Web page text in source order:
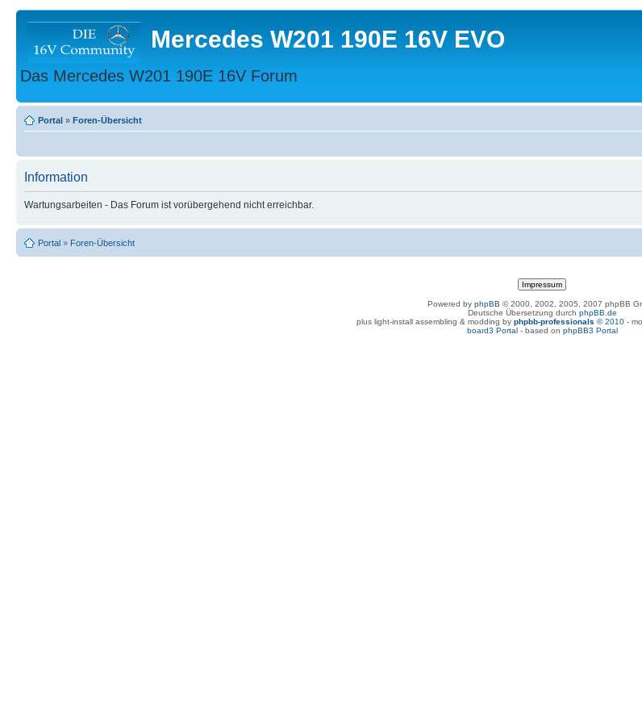
Mercedes W201 190E 16V EVO
Das Mercedes W201 190E 16V Forum
Portal » Foren-Übersicht
Information
Wartungsarbeiten - Das Forum ist vorübergehend nicht erreichbar.
Portal » Foren-Übersicht
Powered by phpBB © 2000, 2002, 2005, 2007 phpBB
Deutsche Übersetzung durch phpBB.de
plus light-install assembling & modding by phpbb-professionals © 2010 -
board3 Portal- based on phpBB3 Portal